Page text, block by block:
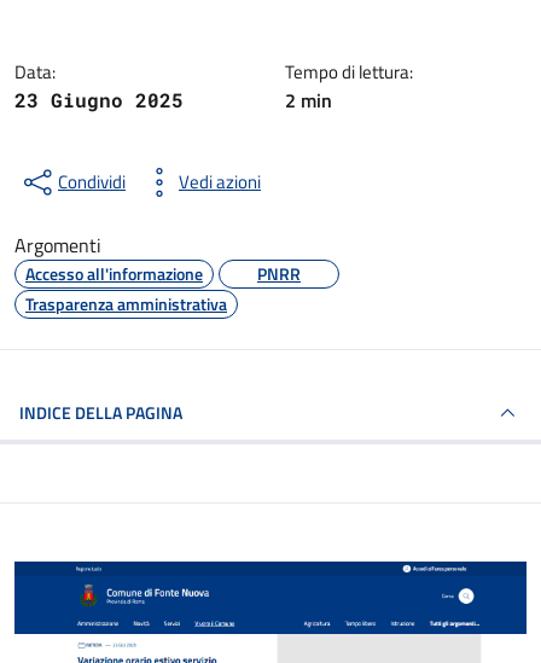
Data:
23 Giugno 2025
Tempo di lettura:
2 min
Condividi Vedi azioni
Argomenti
Accesso all'informazione
PNRR
Trasparenza amministrativa
INDICE DELLA PAGINA